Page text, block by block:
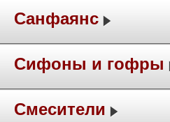
Санфаянс
Сифоны и гофры
Смесители